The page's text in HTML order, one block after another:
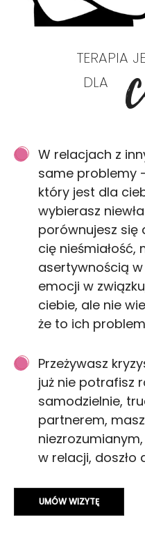
TERAPIA
DLA
W relacjach z
same problemy
który jest dla
wybierasz
porównujesz się
cię nieśmiałość,
asertywnością
emocji w
ciebie, ale nie
że to ich
Przeżywasz
już nie potrafisz
samodzielnie,
partnerem,
w relacji, doszło
UMÓW WIZYTĘ